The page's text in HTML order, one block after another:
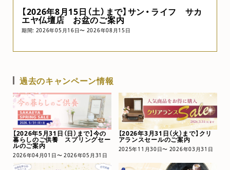
【2026年8月15日（土）まで】サン・ライフ サカ
エヤ仏壇店 お盆のご案内
期間: 2026年05月16日〜 2026年08月15日
過去のキャンペーン情報
【2026年5月31日（日）まで】今の
暮らしのご供養 スプリングセー
ルのご案内
2026年04月01日〜 2026年05月31日
【2026年3月31日（火）まで】クリ
アランスセールのご案内
2025年11月30日〜 2026年03月31日